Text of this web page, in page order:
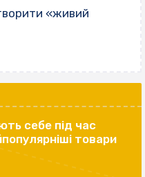
«живий
себе під час
товари